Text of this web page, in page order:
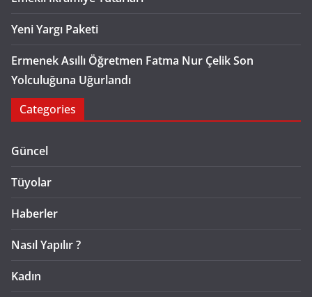
Yeni Yargı Paketi
Ermenek Asıllı Öğretmen Fatma Nur Çelik Son
Yolculuğuna Uğurlandı
Categories
Güncel
Tüyolar
Haberler
Nasıl Yapılır ?
Kadın